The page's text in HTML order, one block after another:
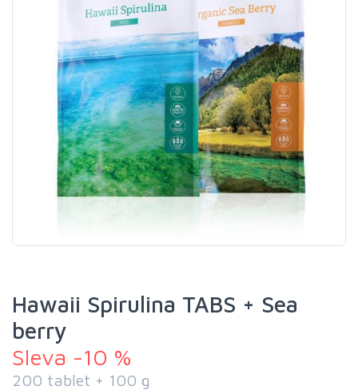
Hawaii Spirulina TABS + Sea
berry
Sleva -10 %
200 tablet + 100 g